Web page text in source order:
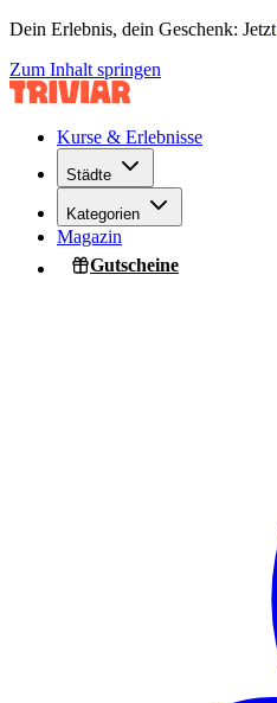
Dein Erlebnis, dein Geschenk: Jetzt
Zum Inhalt springen
Kurse & Erlebnisse
Städte
Kategorien
Magazin
Gutscheine